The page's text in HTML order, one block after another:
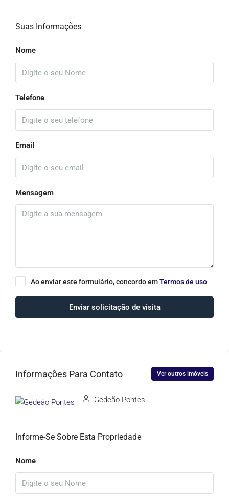
Suas Informações
Nome
Telefone
Email
Mensagem
Ao enviar este formulário, concordo emTermos de uso
Enviar solicitação de visita
Informações Para Contato Ver outros imóveis
Gedeão Pontes
Informe-Se Sobre Esta Propriedade
Nome